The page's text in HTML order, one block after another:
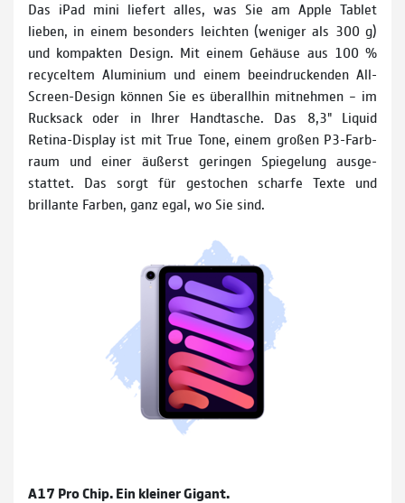
Das iPad mini liefert alles, was Sie am Apple Tablet
lieben, in einem besonders leichten (weniger als 300 g)
und kompakten Design. Mit einem Gehäuse aus 100 %
recy­celtem Alu­minium und einem beein­druckenden All-
Screen-Design können Sie es überall­hin mit­nehmen – im
Ruck­sack oder in Ihrer Handtasche. Das 8,3" Liquid
Retina-Dis­play ist mit True Tone, einem großen P3-Farb­
raum und einer äußerst geringen Spiege­lung ausge­
stattet. Das sorgt für ge­stochen scharfe Texte und
brillante Farben, ganz egal, wo Sie sind.
A17 Pro Chip. Ein kleiner Gigant.